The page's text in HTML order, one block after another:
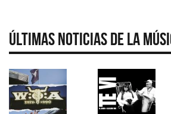
Últimas Noticias de la